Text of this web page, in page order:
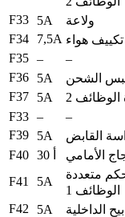
F33
5A
ولاعة
F34
7,5A تكييف هواء
F35 –
–
F36
5A
الشحن
F37
5A
2
F33 –
–
F39
5A
F40
الأمامي
F41
5A
متعددة
الوظائف 1
F42
5A
الداخلية